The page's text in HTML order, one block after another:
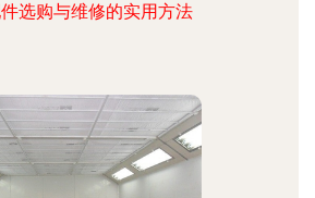
选购与维修的实用方法